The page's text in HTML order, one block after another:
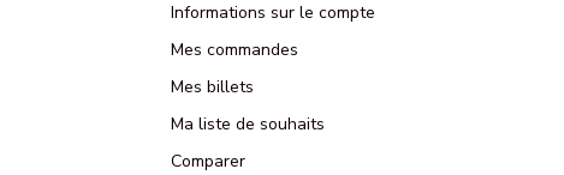
Informations sur le compte
Mes commandes
Mes billets
Ma liste de souhaits
Comparer